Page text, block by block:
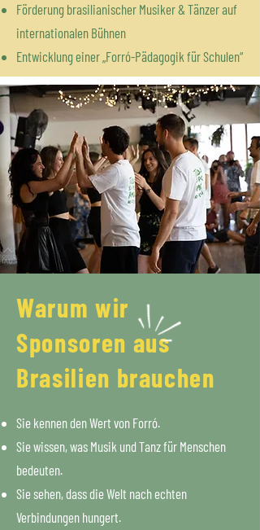
Förderung brasilianischer Musiker & Tänzer auf
internationalen Bühnen
Entwicklung einer „Forró-Pädagogik für Schulen“
Warum wir
Sponsoren aus
Brasilien brauchen
Sie kennen den Wert von Forró.
Sie wissen, was Musik und Tanz für Menschen
bedeuten.
Sie sehen, dass die Welt nach echten
Verbindungen hungert.